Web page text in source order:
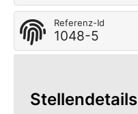
Referenz-Id
1048-5
Stellendetails